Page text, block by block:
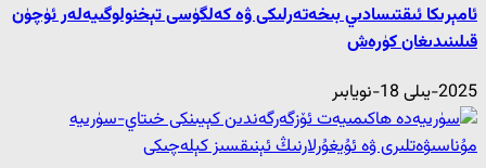
ئامېرىكا ئىقتىسادىي بىخەتەرلىكى ۋە كەلگۈسى تېخنولوگىيەلەر ئۈچۈن
قىلىنىدىغان كۈرەش
2025-يىلى 18-نويابىر